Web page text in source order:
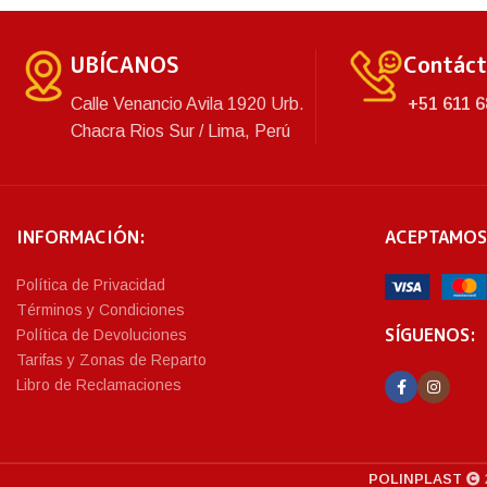
UBÍCANOS
Calle Venancio Avila 1920 Urb.
Chacra Rios Sur / Lima, Perú
+51 611
INFORMACIÓN:
Política de Privacidad
Términos y Condiciones
Política de Devoluciones
Tarifas y Zonas de Reparto
Libro de Reclamaciones
SÍGUENOS:
POLINPLAST